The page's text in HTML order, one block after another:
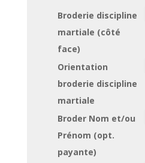
Broderie discipline
martiale (côté
face)
Orientation
broderie discipline
martiale
Broder Nom et/ou
Prénom (opt.
payante)